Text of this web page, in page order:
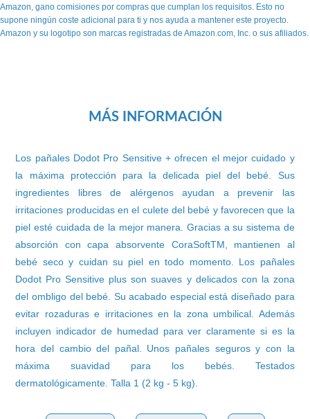
Amazon, gano comisiones por compras que cumplan los requisitos. Esto no
supone ningún coste adicional para ti y nos ayuda a mantener este proyecto.
Amazon y su logotipo son marcas registradas de Amazon.com, Inc. o sus afiliados.
MÁS INFORMACIÓN
Los pañales Dodot Pro Sensitive + ofrecen el mejor cuidado y
la máxima protección para la delicada piel del bebé. Sus
ingredientes libres de alérgenos ayudan a prevenir las
irritaciones producidas en el culete del bebé y favorecen que la
piel esté cuidada de la mejor manera. Gracias a su sistema de
absorción con capa absorvente CoraSoftTM, mantienen al
bebé seco y cuidan su piel en todo momento. Los pañales
Dodot Pro Sensitive plus son suaves y delicados con la zona
del ombligo del bebé. Su acabado especial está diseñado para
evitar rozaduras e irritaciones en la zona umbilical. Además
incluyen indicador de humedad para ver claramente si es la
hora del cambio del pañal. Unos pañales seguros y con la
máxima suavidad para los bebés. Testados
dermatológicamente. Talla 1 (2 kg - 5 kg).